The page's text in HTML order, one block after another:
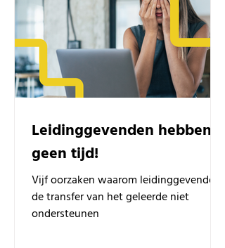
Leidinggevenden hebben
geen tijd!
Vijf oorzaken waarom leidinggevenden
de transfer van het geleerde niet
ondersteunen